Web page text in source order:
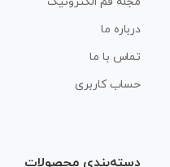
درباره ما
تماس با ما
حساب کاربری
دسته‌بندی محصولات